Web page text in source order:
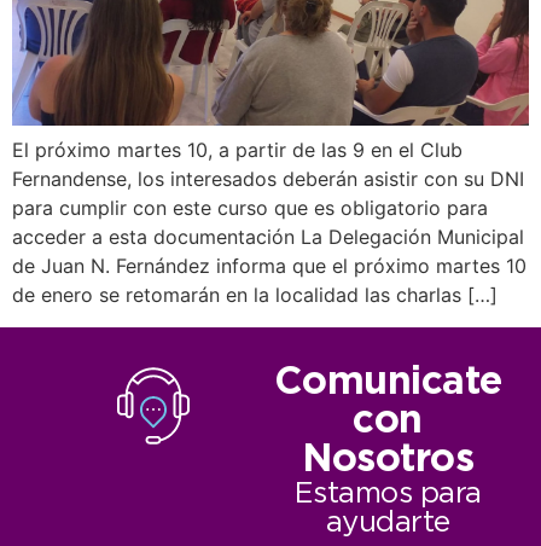
El próximo martes 10, a partir de las 9 en el Club
Fernandense, los interesados deberán asistir con su DNI
para cumplir con este curso que es obligatorio para
acceder a esta documentación La Delegación Municipal
de Juan N. Fernández informa que el próximo martes 10
de enero se retomarán en la localidad las charlas […]
Comunicate
con
Nosotros
Estamos para
ayudarte